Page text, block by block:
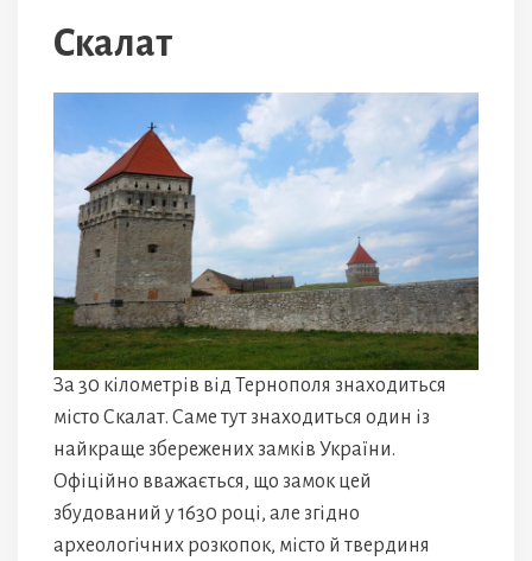
Скалат
За 30 кілометрів від Тернополя знаходиться
місто Скалат. Саме тут знаходиться один із
найкраще збережених замків України.
Офіційно вважається, що замок цей
збудований у 1630 році, але згідно
археологічних розкопок, місто й твердиня